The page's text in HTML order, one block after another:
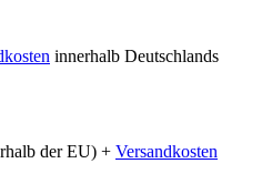
innerhalb Deutschlands
der EU) + Versandkosten